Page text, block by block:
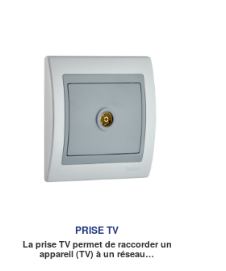
PRISE TV
La prise TV permet de raccorder un
appareil (TV) à un réseau…